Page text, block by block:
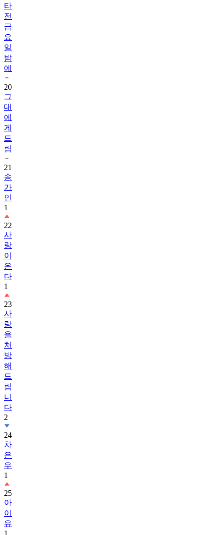
타
전
금
요
일
밤
에
20
그
대
에
게
드
림
21
송
가
인
1
22
사
랑
이
온
다
1
23
사
랑
을
처
방
해
드
립
니
다
2
24
차
은
우
1
25
아
이
유
1